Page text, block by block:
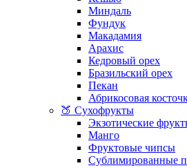
Миндаль
Фундук
Макадамия
Арахис
Кедровый орех
Бразильский орех
Пекан
Абрикосовая
🍑 Сухофрукты
Экзотические
Манго
Фруктовые чипсы
Сублимированные